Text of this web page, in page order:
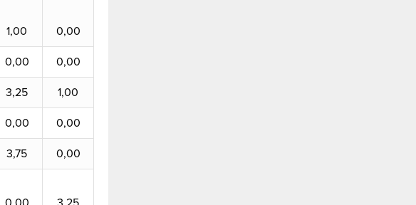
1,00 0,00
0,00 0,00
3,25 1,00
0,00 0,00
3,75 0,00